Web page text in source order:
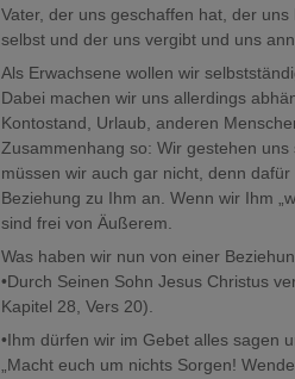
Vater, der uns geschaffen hat, der
selbst und der uns vergibt und uns
Als Erwachsene wollen wir
Dabei machen wir uns allerdings
Kontostand, Urlaub, anderen
Zusammenhang so: Wir gestehen
müssen wir auch gar nicht, denn
Beziehung zu Ihm an. Wenn wir Ihm
sind frei von Äußerem.
Was haben wir nun von einer
•Durch Seinen Sohn Jesus Christus
Kapitel 28, Vers 20).
•Ihm dürfen wir im Gebet alles sagen
„Macht euch um nichts Sorgen!